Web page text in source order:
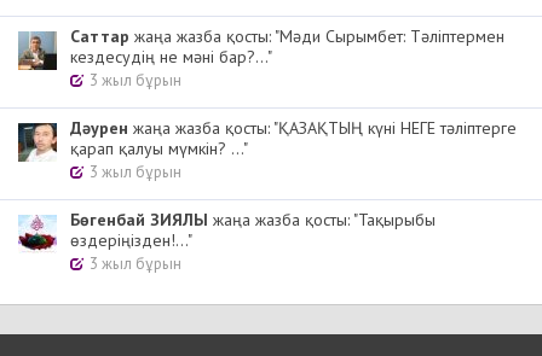
Cаттар жаңа жазба қосты: "Мәди Сырымбет: Тәліптермен
кездесудің не мәні бар?..."
3 жыл бұрын
Дәурен жаңа жазба қосты: "ҚАЗАҚТЫҢ күні НЕГЕ тәліптерге
қарап қалуы мүмкін? ..."
3 жыл бұрын
Бөгенбай ЗИЯЛЫ жаңа жазба қосты: "Тақырыбы
өздеріңізден!..."
3 жыл бұрын